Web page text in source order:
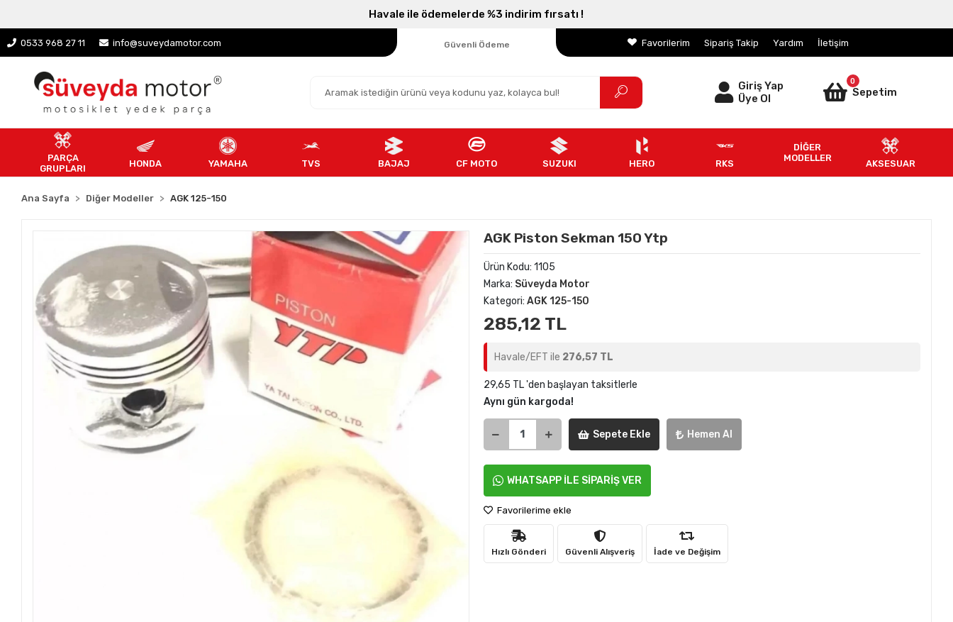
Havale ile ödemelerde %3 indirim fırsatı !
0533 968 27 11 info@suveydamotor.com
Parçanızın Online Adresi
Güvenli Ödeme
Favorilerim Sipariş Takip Yardım İletişim
Giriş Yap
Üye Ol
0
Sepetim
PARÇA
GRUPLARI
HONDA YAMAHA TVS BAJAJ CF MOTO SUZUKI HERO RKS
DİĞER
MODELLER
AKSESUAR
Ana Sayfa Diğer Modeller AGK 125-150
AGK Piston Sekman 150 Ytp
Ürün Kodu: 1105
Marka: Süveyda Motor
Kategori: AGK 125-150
285,12 TL
Havale/EFT ile 276,57 TL
29,65 TL 'den başlayan taksitlerle
Aynı gün kargoda!
Sepete Ekle Hemen Al
WHATSAPP İLE SİPARİŞ VER
Favorilerime ekle
Hızlı Gönderi Güvenli Alışveriş İade ve Değişim